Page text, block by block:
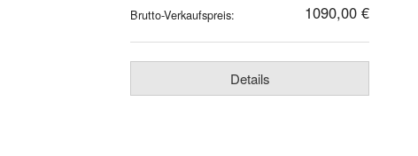
Brutto-Verkaufspreis: 1090,00 €
Details